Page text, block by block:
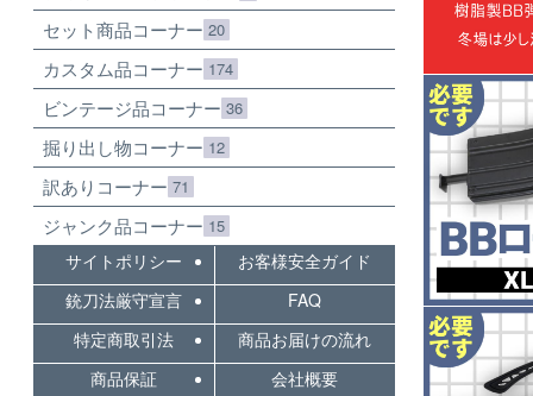
セット商品コーナー 20
カスタム品コーナー 174
ビンテージ品コーナー 36
掘り出し物コーナー 12
訳ありコーナー 71
ジャンク品コーナー 15
サイトポリシー
お客様安全ガイド
銃刀法厳守宣言
FAQ
特定商取引法
商品お届けの流れ
商品保証
会社概要